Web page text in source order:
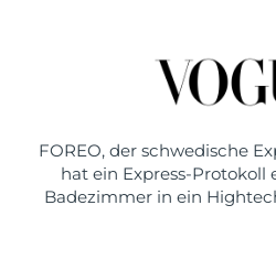
FOREO, der schwedische
hat ein Express-
Badezimmer in ein